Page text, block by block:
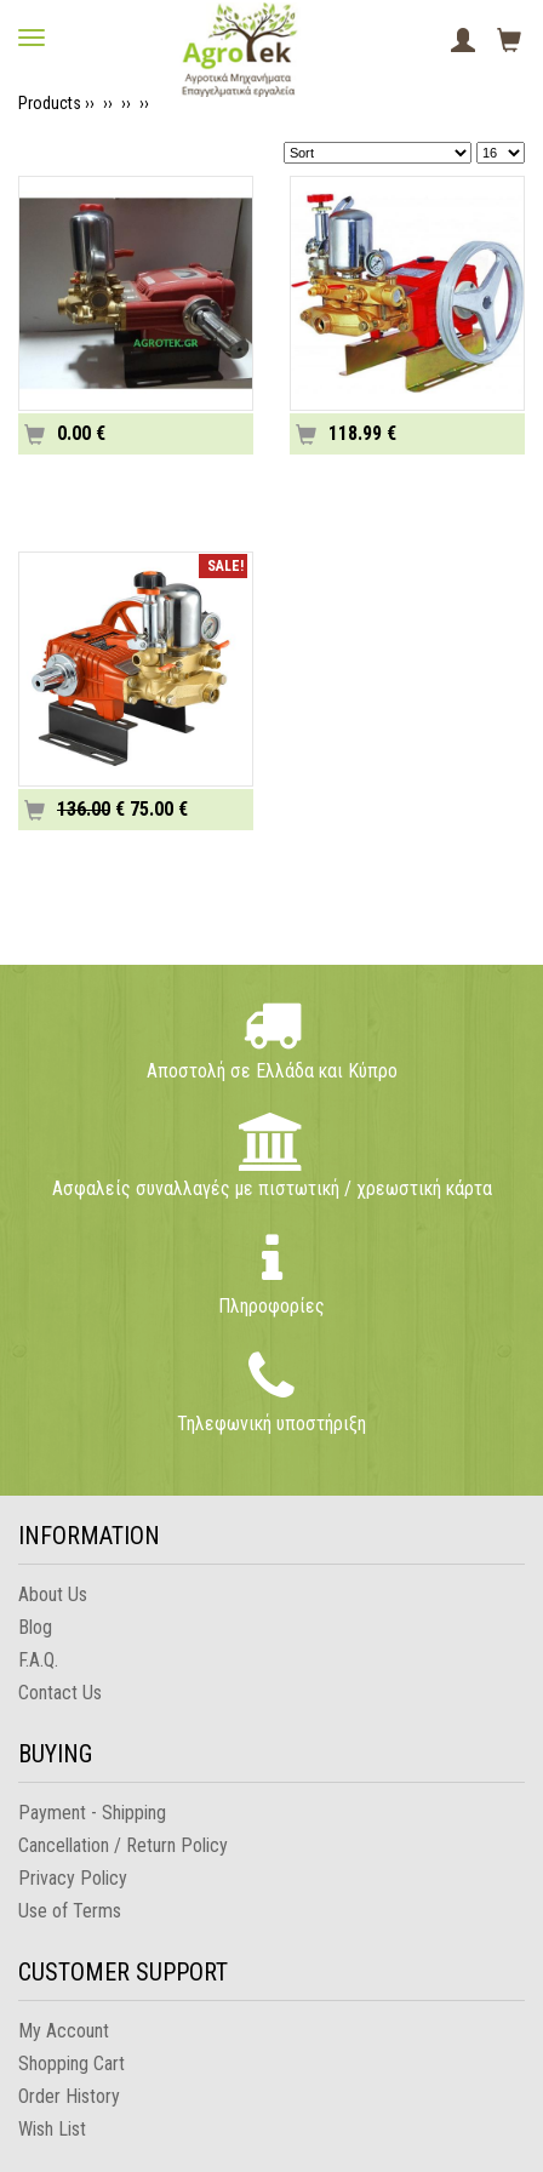
Products ›› ›› ›› ››
0.00 € 118.99 €
SALE!
136.00 € 75.00 €
Αποστολή σε Ελλάδα και Κύπρο
Ασφαλείς συναλλαγές με πιστωτική / χρεωστική κάρτα
Πληροφορίες
Τηλεφωνική υποστήριξη
INFORMATION
About Us
Blog
F.A.Q.
Contact Us
BUYING
Payment - Shipping
Cancellation / Return Policy
Privacy Policy
Use of Terms
CUSTOMER SUPPORT
My Account
Shopping Cart
Order History
Wish List